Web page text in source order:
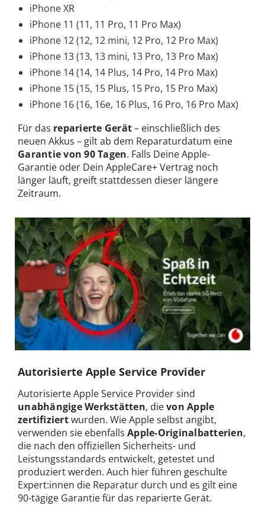
iPhone XR
iPhone 11 (11, 11 Pro, 11 Pro Max)
iPhone 12 (12, 12 mini, 12 Pro, 12 Pro Max)
iPhone 13 (13, 13 mini, 13 Pro, 13 Pro Max)
iPhone 14 (14, 14 Plus, 14 Pro, 14 Pro Max)
iPhone 15 (15, 15 Plus, 15 Pro, 15 Pro Max)
iPhone 16 (16, 16e, 16 Plus, 16 Pro, 16 Pro Max)
Für das reparierte Gerät– einschließlich des
neuen Akkus – gilt ab dem Reparaturdatum eine
Garantie von 90 Tagen. Falls Deine Apple-
Garantie oder Dein AppleCare+ Vertrag noch
länger läuft, greift stattdessen dieser längere
Zeitraum.
Autorisierte Apple Service Provider
Autorisierte Apple Service Provider sind
unabhängige Werkstätten, dievon Apple
zertifiziertwurden. Wie Apple selbst angibt,
verwenden sie ebenfalls Apple-Originalbatterien,
die nach den offiziellen Sicherheits- und
Leistungsstandards entwickelt, getestet und
produziert werden. Auch hier führen geschulte
Expert:innen die Reparatur durch und es gilt eine
90-tägige Garantie für das reparierte Gerät.